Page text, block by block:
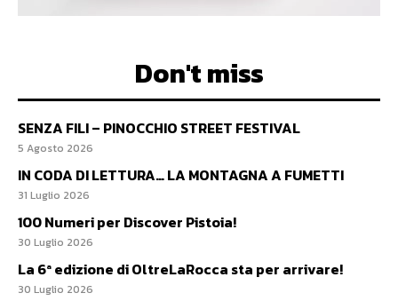
Don't miss
SENZA FILI – PINOCCHIO STREET FESTIVAL
5 Agosto 2026
IN CODA DI LETTURA… LA MONTAGNA A FUMETTI
31 Luglio 2026
100 Numeri per Discover Pistoia!
30 Luglio 2026
La 6ª edizione di OltreLaRocca sta per arrivare!
30 Luglio 2026